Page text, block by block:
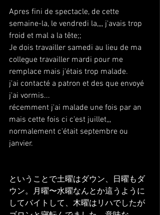
Apres fini de spectacle, de cette
semaine-la, le vendredi la,,,, j'avais trop
froid et mal a la tête;;
Je dois travailler samedi au lieu de ma
collegue travailler mardi pour me
remplace mais j'étais trop malade.
j'ai contacté a patron et des que envoyé
j'ai vormis...
récemment j'ai malade une fois par an
mais cette fois ci c'est juillet,,,
normalement c'était septembre ou
janvier.
ということで土曜はダウン、日曜もダ
ウン。月曜〜水曜なんとか這うように
してバイトして、木曜はリハでしたが